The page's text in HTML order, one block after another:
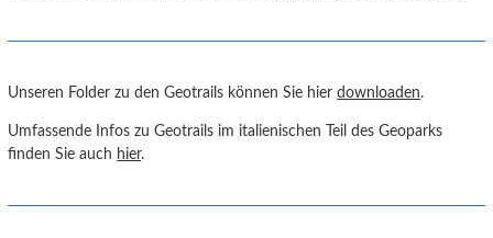
Unseren Folder zu den Geotrails können Sie hierdownloaden.
Umfassende Infos zu Geotrails im italienischen Teil des Geoparks
finden Sie auch hier.